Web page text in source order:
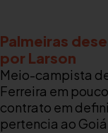
Palmeiras
por Larson
Meio-campista
Ferreira em
contrato em
pertencia ao